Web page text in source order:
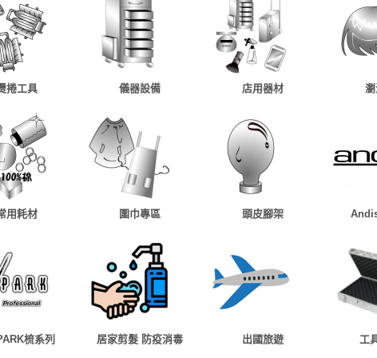
捲工具 儀器設備 店用器材 瀏
用耗材 圍巾專區 頭皮腳架
梳系列 居家剪髮 防疫消毒 出國旅遊 工